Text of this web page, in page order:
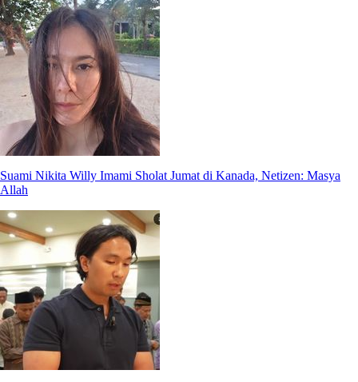
Suami Nikita Willy Imami Sholat Jumat di Kanada, Netizen: Masya
Allah